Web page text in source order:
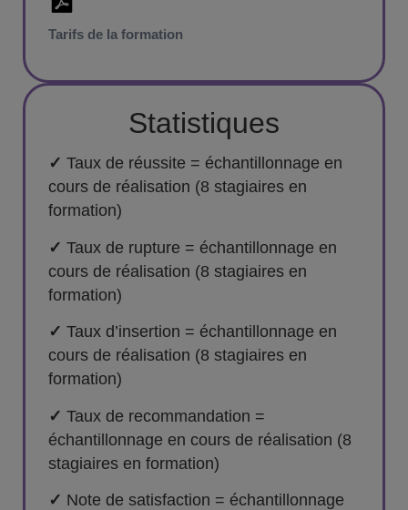
Tarifs de la formation
Statistiques
✓ Taux de réussite = échantillonnage en
cours de réalisation (8 stagiaires en
formation)
✓ Taux de rupture = échantillonnage en
cours de réalisation (8 stagiaires en
formation)
✓ Taux d’insertion = échantillonnage en
cours de réalisation (8 stagiaires en
formation)
✓ Taux de recommandation =
échantillonnage en cours de réalisation (8
stagiaires en formation)
✓ Note de satisfaction = échantillonnage